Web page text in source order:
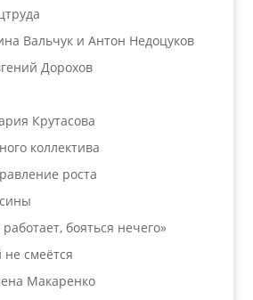
Вальчук и Антон Недоцуков
Дорохов
Крутасова
коллектива
роста
бояться нечего»
смеётся
Макаренко